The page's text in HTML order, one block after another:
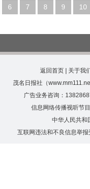
6 7 8 9 10
返回首页
关于我
茂名日报社（
广告业务咨询：
信息网络传播视听节
中华人民共和
互联网违法和不良信息举